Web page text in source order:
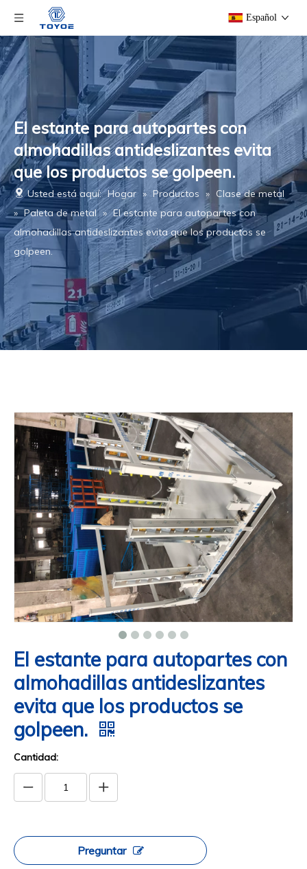
Español
El estante para autopartes con
almohadillas antideslizantes evita
que los productos se golpeen.
Usted está aquí: Hogar » Productos » Clase de metal
» Paleta de metal » El estante para autopartes con
almohadillas antideslizantes evita que los productos se
golpeen.
El estante para autopartes con
almohadillas antideslizantes
evita que los productos se
golpeen.
Cantidad:
Preguntar